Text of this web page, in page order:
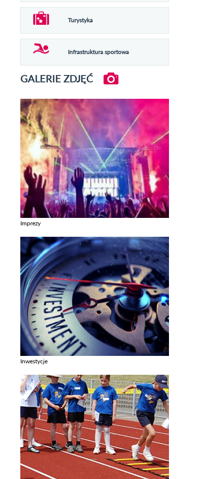
Turystyka
Infrastruktura sportowa
GALERIE ZDJĘĆ
Imprezy
Inwestycje